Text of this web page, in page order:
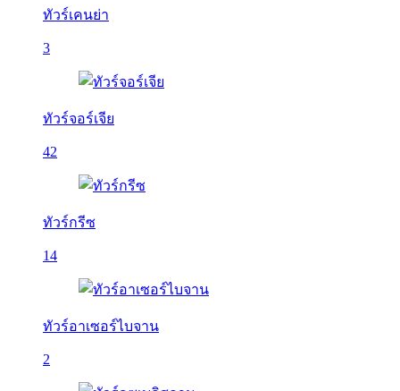
ทัวร์เคนย่า
3
ทัวร์จอร์เจีย
42
ทัวร์กรีซ
14
ทัวร์อาเซอร์ไบจาน
2